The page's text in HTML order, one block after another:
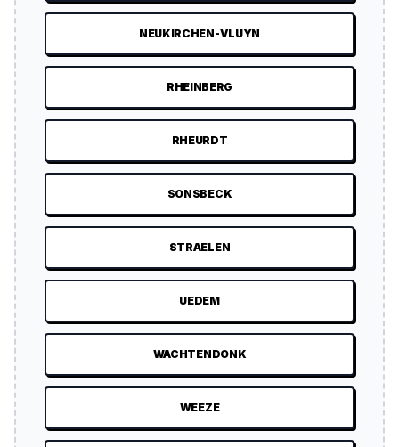
NEUKIRCHEN-VLUYN
RHEINBERG
RHEURDT
SONSBECK
STRAELEN
UEDEM
WACHTENDONK
WEEZE